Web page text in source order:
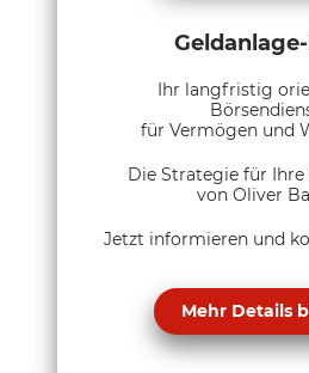
Ihr langfristig
für Vermögen und
Die Strategie für Ihre
von Oliver
Jetzt informieren und
Mehr Details